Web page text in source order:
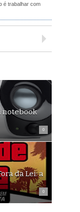
é trabalhar com
notebook
0
da Lei: a
0